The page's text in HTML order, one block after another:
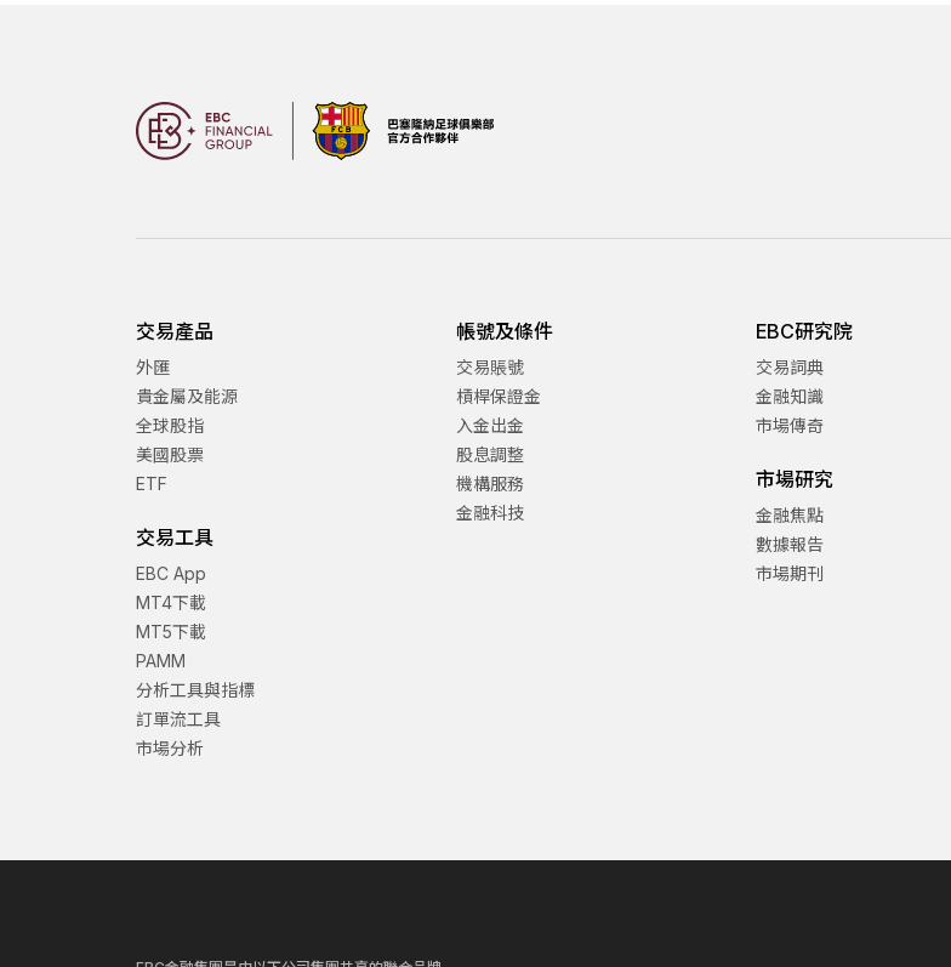
交易產品
外匯
貴金屬及能源
全球股指
美國股票
ETF
交易工具
EBC App
MT4下載
MT5下載
PAMM
分析工具與指標
訂單流工具
市場分析
帳號及條件
交易賬號
槓桿保證金
入金出金
股息調整
機構服務
金融科技
EBC研究院
交易詞典
金融知識
市場傳奇
市場研究
金融焦點
數據報告
市場期刊